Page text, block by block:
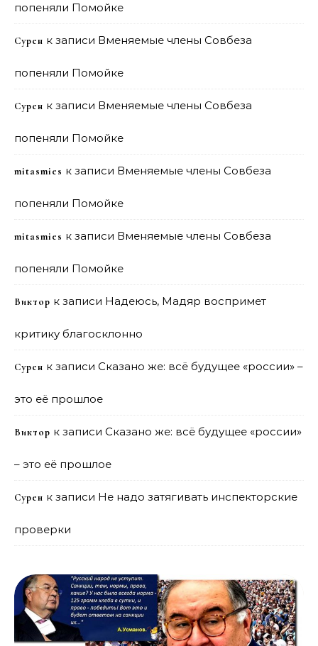
попеняли Помойке
Сурен к записи Вменяемые члены Совбеза
попеняли Помойке
Сурен к записи Вменяемые члены Совбеза
попеняли Помойке
mitasmies к записи Вменяемые члены Совбеза
попеняли Помойке
mitasmies к записи Вменяемые члены Совбеза
попеняли Помойке
Виктор к записи Надеюсь, Мадяр воспримет
критику благосклонно
Сурен к записи Сказано же: всё будущее «россии» –
это её прошлое
Виктор к записи Сказано же: всё будущее «россии»
– это её прошлое
Сурен к записи Не надо затягивать инспекторские
проверки